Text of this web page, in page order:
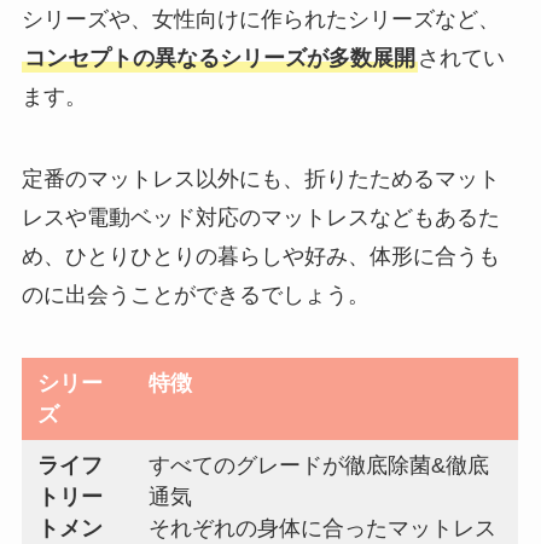
シリーズや、女性向けに作られたシリーズなど、
コンセプトの異なるシリーズが多数展開されてい
ます。
定番のマットレス以外にも、折りたためるマット
レスや電動ベッド対応のマットレスなどもあるた
め、ひとりひとりの暮らしや好み、体形に合うも
のに出会うことができるでしょう。
シリー
ズ
特徴
ライフ
トリー
トメン
すべてのグレードが徹底除菌&徹底
通気
それぞれの身体に合ったマットレス